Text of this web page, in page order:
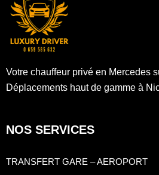
Votre chauffeur privé en Mercedes
Déplacements haut de gamme à
NOS SERVICES
TRANSFERT GARE – AEROPORT